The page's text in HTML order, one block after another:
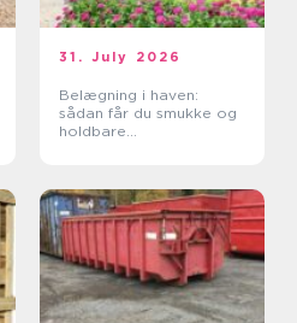
31. July 2026
Belægning i haven:
sådan får du smukke og
holdbare